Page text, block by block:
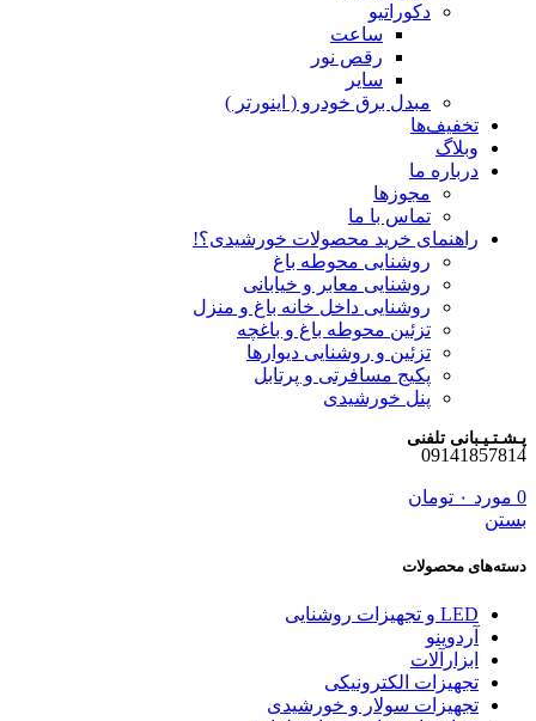
دکوراتیو
ساعت
رقص نور
سایر
مبدل برق خودرو ( اینورتر )
تخفیف‌ها
وبلاگ
درباره ما
مجوزها
تماس با ما
راهنمای خرید محصولات خورشیدی؟!
روشنایی محوطه باغ
روشنایی معابر و خیابانی
روشنایی داخل خانه باغ و منزل
تزئین محوطه باغ و باغچه
تزئین و روشنایی دیوارها
پکیج مسافرتی و پرتابل
پنل خورشیدی
پـشـتـیـبانی تلفنی
09141857814
0 مورد ۰ تومان
بستن
دسته‌های محصولات
LED و تجهیزات روشنایی
آردوینو
ابزارآلات
تجهیزات الکترونیکی
تجهیزات سولار و خورشیدی